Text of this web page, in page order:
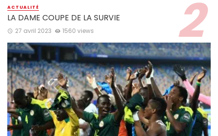
ACTUALITÉ
LA DAME COUPE DE LA SURVIE
27 avril 2023 1560 views